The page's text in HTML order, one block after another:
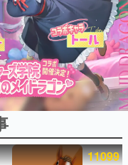
グ
ビュー数万以上！ などな
ファミ渾身の“殿堂入り”記
11099